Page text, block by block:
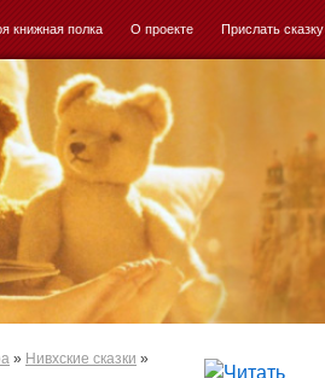
книжная полка О проекте Прислать сказку
» Нивхские сказки »